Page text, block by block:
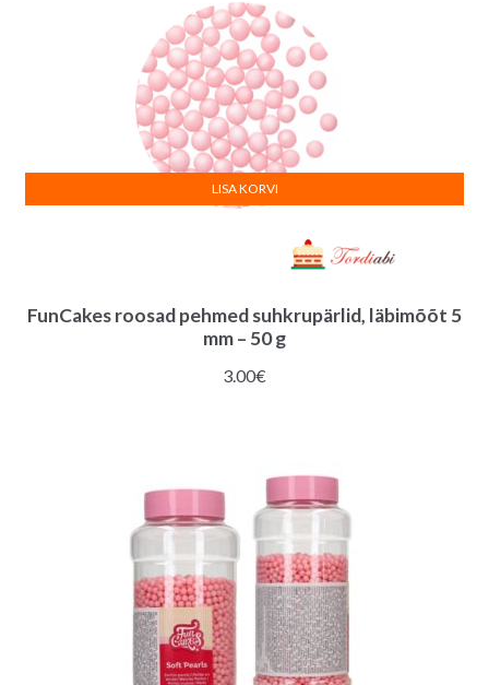
FunCakes roosad pehmed suhkrupärlid, läbimõõt 5
mm – 50 g
3.00€
LISA KORVI